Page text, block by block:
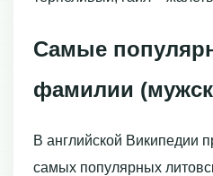
Самые
фамилии
В английской Википедии
самых популярных